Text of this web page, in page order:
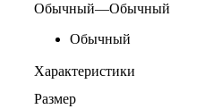
Обычный—Обычный
Обычный
Характеристики
Размер